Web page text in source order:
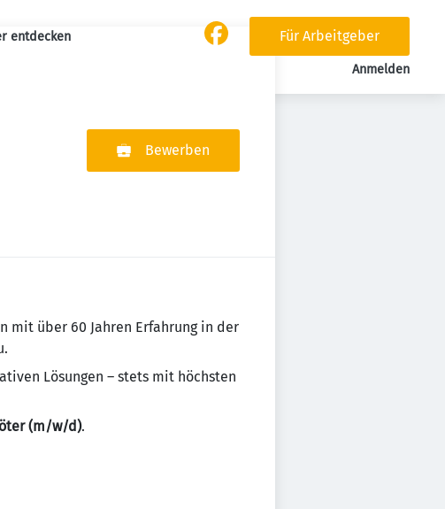
entdecken
Für Arbeitgeber
Anmelden
Bewerben
mit über 60 Jahren Erfahrung in der
Lösungen – stets mit höchsten
(m/w/d).